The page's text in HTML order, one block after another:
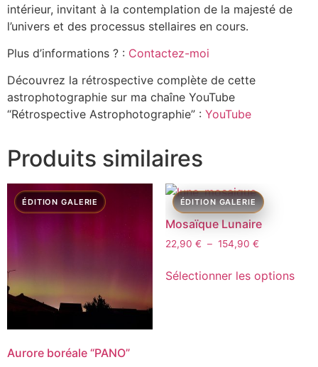
intérieur, invitant à la contemplation de la majesté de
l’univers et des processus stellaires en cours.
Plus d’informations ? : Contactez-moi
Découvrez la rétrospective complète de cette
astrophotographie sur ma chaîne YouTube
“Rétrospective Astrophotographie” : YouTube
Produits similaires
Aurore boréale “PANO”
Mosaïque Lunaire
22,90 € – 154,90 €
Sélectionner les options